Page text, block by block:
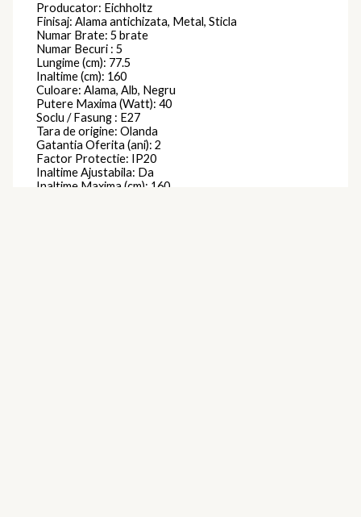
Producator: Eichholtz
Finisaj: Alama antichizata, Metal, Sticla
Numar Brate: 5 brate
Numar Becuri : 5
Lungime (cm): 77.5
Inaltime (cm): 160
Culoare: Alama, Alb, Negru
Putere Maxima (Watt): 40
Soclu / Fasung : E27
Tara de origine: Olanda
Gatantia Oferita (ani): 2
Factor Protectie: IP20
Inaltime Ajustabila: Da
Inaltime Maxima (cm): 160